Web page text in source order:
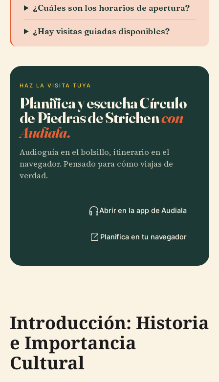
¿Cuáles son los horarios de apertura?
¿Hay visitas guiadas disponibles?
HAZ LA VISITA TUYA
Planifica y escucha Círculo
de Piedras de Strichencon
Audiala.
Audioguía en el bolsillo, itinerario en el
navegador. Pensado para cómo viajas de
verdad.
Abrir en la app de Audiala
Planifica en tu navegador
Introducción: Historia
e Importancia
Cultural